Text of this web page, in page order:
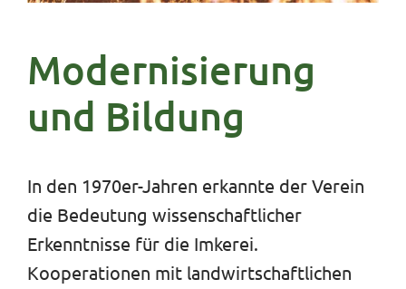
Modernisierung
und Bildung
In den 1970er-Jahren erkannte der Verein
die Bedeutung wissenschaftlicher
Erkenntnisse für die Imkerei.
Kooperationen mit landwirtschaftlichen